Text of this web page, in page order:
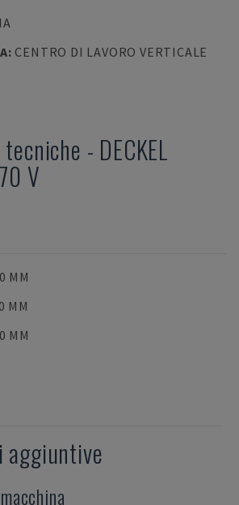
: CENTRO DI LAVORO VERTICALE
- DECKEL
V
MM
MM
MM
aggiuntive